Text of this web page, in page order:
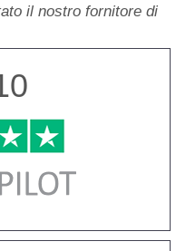
il nostro fornitore di